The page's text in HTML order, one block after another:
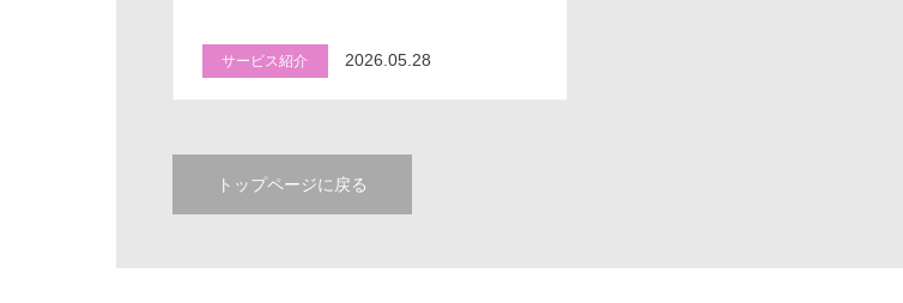
サービス紹介 2026.05.28
トップページに戻る